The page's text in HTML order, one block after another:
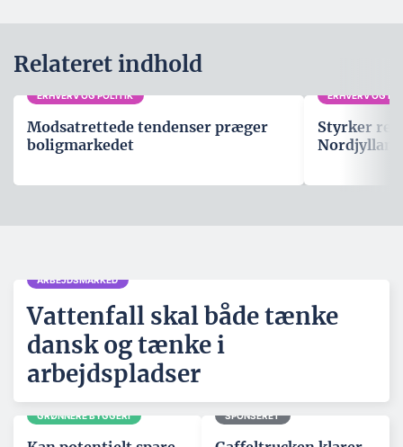
Relateret indhold
ERHVERV OG POLITIK
Modsatrettede tendenser præger
boligmarkedet
ERHVERV OG
Styrker
Nordjylland
ARBEJDSMARKED
Vattenfall skal både tænke
dansk og tænke i
arbejdspladser
GRØNNERE BYGGERI SPONSERET